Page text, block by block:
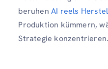
beruhen AI reels
Produktion kümmern,
Strategie konzentrieren.